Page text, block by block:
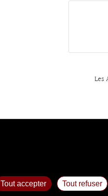
Les
Tout accepter Tout refuser